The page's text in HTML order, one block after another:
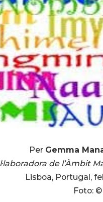
Per Gemma
de l’Àmbit
Lisboa, Portugal,
Foto: